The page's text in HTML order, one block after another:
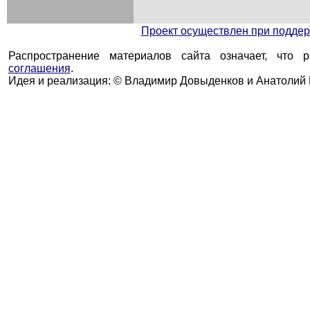
Проект осуществлен при
Распространение материалов сайта означает, что
соглашения.
Идея и реализация: © Владимир Довыденков и